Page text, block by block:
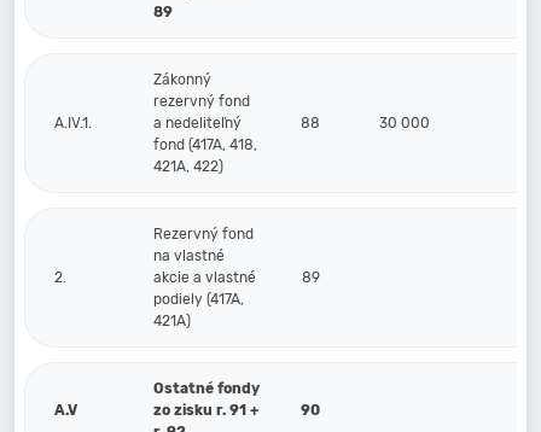
89
A.IV.1.
Zákonný
rezervný fond
a nedeliteľný
fond (417A, 418,
421A, 422)
88 30 000
2.
Rezervný fond
na vlastné
akcie a vlastné
podiely (417A,
421A)
89
A.V
Ostatné fondy
zo zisku r. 91 +
90